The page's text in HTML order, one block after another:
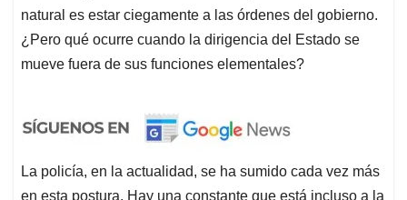
natural es estar ciegamente a las órdenes del gobierno.
¿Pero qué ocurre cuando la dirigencia del Estado se
mueve fuera de sus funciones elementales?
La policía, en la actualidad, se ha sumido cada vez más
en esta postura. Hay una constante que está incluso a la